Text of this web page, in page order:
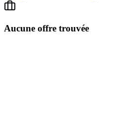
Aucune offre trouvée